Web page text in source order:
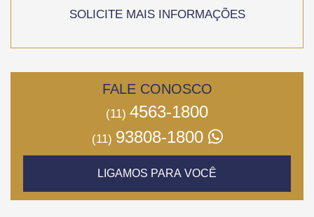
SOLICITE MAIS INFORMAÇÕES
FALE CONOSCO
(11) 4563-1800
(11) 93808-1800
LIGAMOS PARA VOCÊ